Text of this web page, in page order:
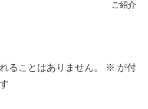
ご紹介
ることはありません。 ※ が付